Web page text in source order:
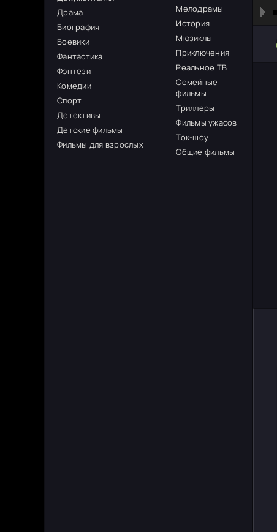
Драма
Биография
Боевики
Фантастика
Фэнтези
Комедии
Спорт
Детективы
Детские фильмы
Фильмы для взрослых
Мелодрамы
История
Мюзиклы
Приключения
Реальное ТВ
Семейные
фильмы
Триллеры
Фильмы ужасов
Ток-шоу
Общие фильмы